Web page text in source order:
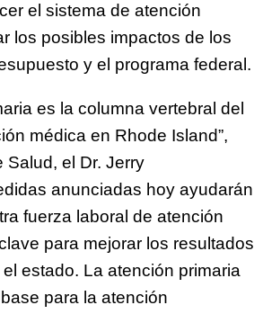
el sistema de atención
los posibles impactos de los
y el programa federal.
es la columna vertebral del
médica en Rhode Island”,
Salud, el Dr. Jerry
anunciadas hoy ayudarán
fuerza laboral de atención
para mejorar los resultados
estado. La atención primaria
para la atención